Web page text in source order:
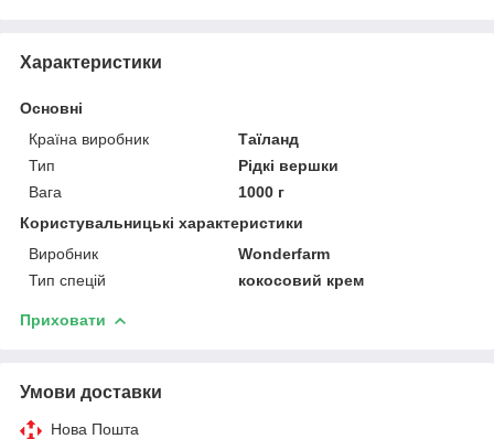
Характеристики
Основні
Країна виробник
Таїланд
Тип
Рідкі вершки
Вага
1000 г
Користувальницькі характеристики
Виробник
Wonderfarm
Тип спецій
кокосовий крем
Приховати
Умови доставки
Нова Пошта